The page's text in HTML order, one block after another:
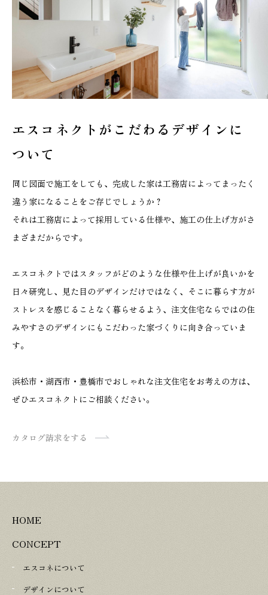
エスコネクトがこだわる デザインに
ついて
同じ図面で施工をしても、完成した家は工務店によってまったく
違う家になることをご存じでしょうか？
それは工務店によって採用している仕様や、施工の仕上げ方がさ
まざまだからです。
エスコネクトではスタッフがどのような仕様や仕上げが良いかを
日々研究し、見た目のデザインだけではなく、そこに暮らす方が
ストレスを感じることなく暮らせるよう、注文住宅ならではの住
みやすさのデザインにもこだわった家づくりに向き合っていま
す。
浜松市・湖西市・豊橋市でおしゃれな注文住宅をお考えの方は、
ぜひエスコネクトにご相談ください。
カタログ請求をする
HOME
CONCEPT
エスコネについて
デザインについて